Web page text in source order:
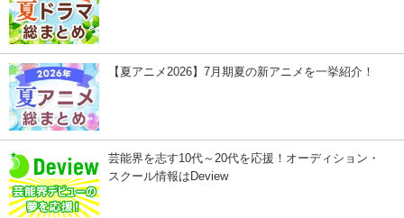
【夏アニメ2026】7月期夏の新アニメを一挙紹介！
芸能界を志す10代～20代を応援！オーディション・
スクール情報はDeview